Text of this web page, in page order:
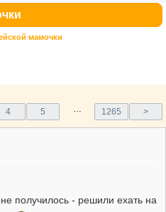
мамочки
4 5 … 1265 >
получилось - решили ехать на